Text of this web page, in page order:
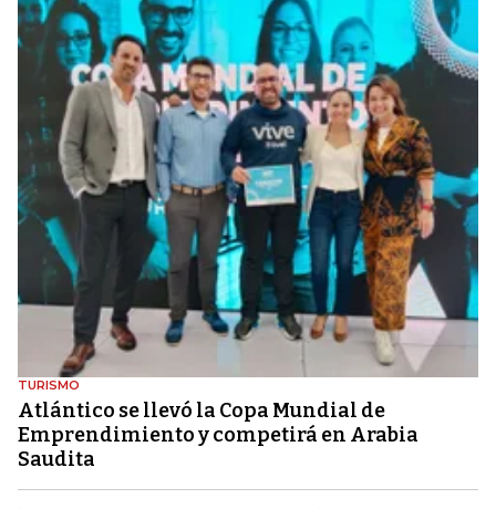
TURISMO
Atlántico se llevó la Copa Mundial de
Emprendimiento y competirá en Arabia
Saudita